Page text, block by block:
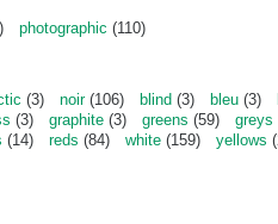
photographic (110)
(3) noir(106) blind (3) bleu (3)
(3) graphite (3) greens (59) greys
(14) reds (84) white (159) yellows